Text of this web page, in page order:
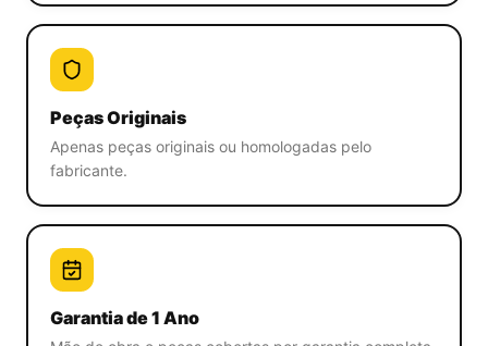
Peças Originais
Apenas peças originais ou homologadas pelo
fabricante.
Garantia de 1 Ano